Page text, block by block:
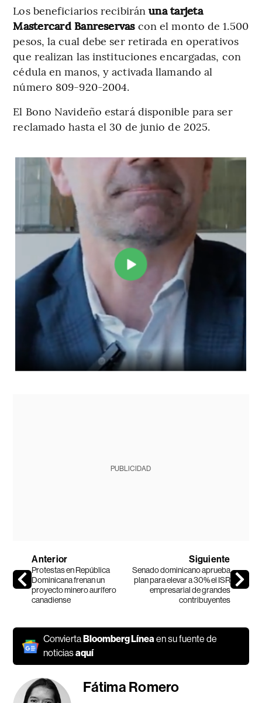
Los beneficiarios recibiránuna tarjeta
Mastercard Banreservascon el monto de 1.500
pesos, la cual debe ser retirada en operativos
que realizan las instituciones encargadas, con
cédula en manos, y activada llamando al
número 809-920-2004.
El Bono Navideño estará disponible para ser
reclamado hasta el 30 de junio de 2025.
PUBLICIDAD
Anterior
Protestas en República
Dominicana frenan un
proyecto minero aurífero
canadiense
Siguiente
Senado dominicano aprueba
plan para elevar a 30% el ISR
empresarial de grandes
contribuyentes
Convierta Bloomberg Líneaen su fuente de
noticiasaquí
Fátima Romero